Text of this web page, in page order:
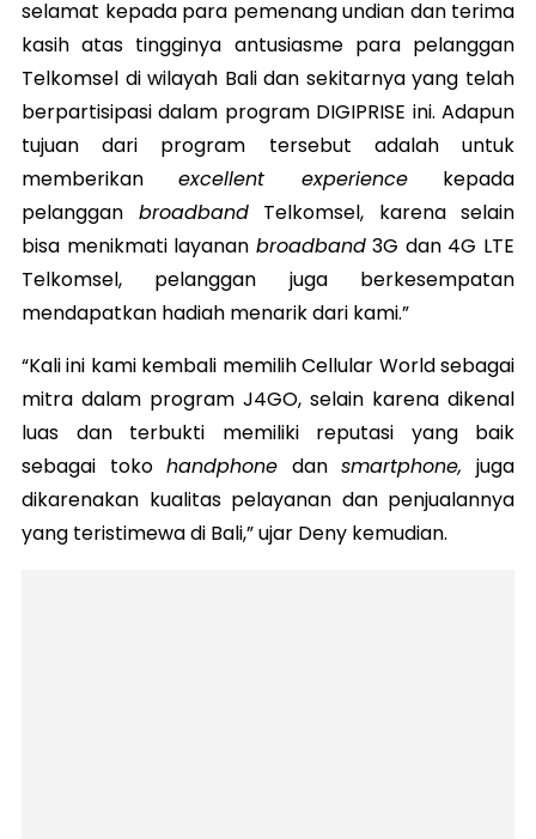
selamat kepada para pemenang undian dan terima
kasih atas tingginya antusiasme para pelanggan
Telkomsel di wilayah Bali dan sekitarnya yang telah
berpartisipasi dalam program DIGIPRISE ini. Adapun
tujuan dari program tersebut adalah untuk
memberikanexcellent experiencekepada
pelanggan broadbandTelkomsel, karena selain
bisa menikmati layanan broadband3G dan 4G LTE
Telkomsel, pelanggan juga berkesempatan
mendapatkan hadiah menarik dari kami.”
“Kali ini kami kembali memilih Cellular World sebagai
mitra dalam program J4GO, selain karena dikenal
luas dan terbukti memiliki reputasi yang baik
sebagai tokohandphone dansmartphone, juga
dikarenakan kualitas pelayanan dan penjualannya
yang teristimewa di Bali,” ujar Deny kemudian.